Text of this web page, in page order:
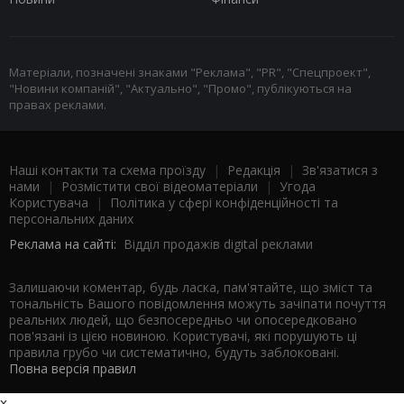
Матеріали, позначені знаками "Реклама", "PR", "Спецпроект",
"Новини компаній", "Актуально", "Промо", публікуються на
правах реклами.
Наші контакти та схема проїзду | Редакція | Зв'язатися з
нами | Розмістити свої відеоматеріали | Угода
Користувача |
Політика у сфері конфіденційності та
персональних даних
Реклама на сайті: Відділ продажів digital реклами
Залишаючи коментар, будь ласка, пам'ятайте, що зміст та
тональність Вашого повідомлення можуть зачіпати почуття
реальних людей, що безпосередньо чи опосередковано
пов'язані із цією новиною. Користувачі, які порушують ці
правила грубо чи систематично, будуть заблоковані.
Повна версія правил